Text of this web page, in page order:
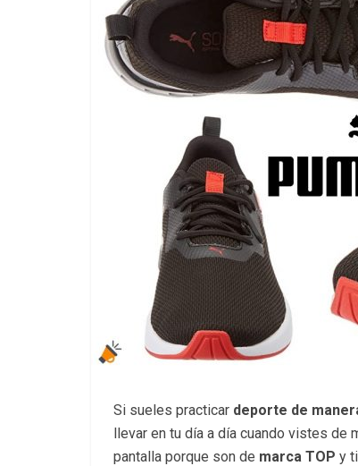
Si sueles practicar deporte de
llevar en tu día a día cuando vistes de
pantalla porque son de marca TOP y